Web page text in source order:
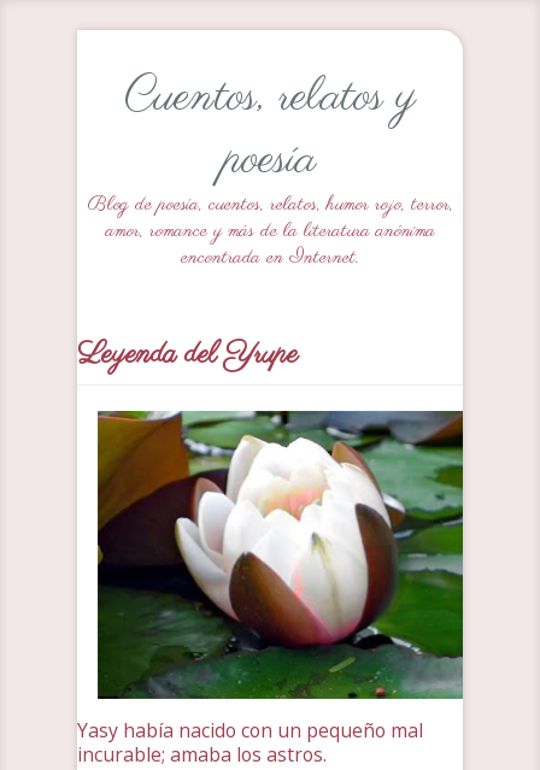
Cuentos, relatos y
poesía
Blog de poesía, cuentos, relatos, humor rojo, terror,
amor, romance y más de la literatura anónima
encontrada en Internet.
Leyenda del Yrupe
Yasy había nacido con un pequeño mal
incurable; amaba los astros.